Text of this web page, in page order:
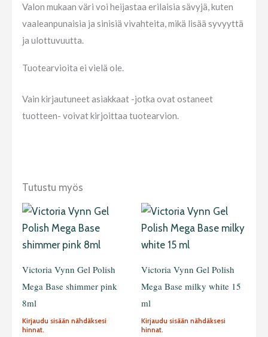
Valon mukaan väri voi heijastaa erilaisia sävyjä, kuten
vaaleanpunaisia ja sinisiä vivahteita, mikä lisää syvyyttä
ja ulottuvuutta.
Tuotearvioita ei vielä ole.
Vain kirjautuneet asiakkaat -jotka ovat ostaneet
tuotteen- voivat kirjoittaa tuotearvion.
Tutustu myös
Victoria Vynn Gel Polish
Mega Base shimmer pink
8ml
Kirjaudu sisään nähdäksesi
hinnat.
Victoria Vynn Gel Polish
Mega Base milky white 15
ml
Kirjaudu sisään nähdäksesi
hinnat.